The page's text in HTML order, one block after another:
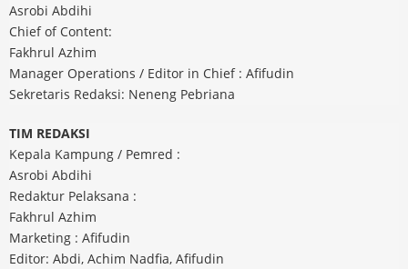
Asrobi Abdihi
Chief of Content:
Fakhrul Azhim
Manager Operations / Editor in Chief : Afifudin
Sekretaris Redaksi: Neneng Pebriana
TIM REDAKSI
Kepala Kampung / Pemred :
Asrobi Abdihi
Redaktur Pelaksana :
Fakhrul Azhim
Marketing : Afifudin
Editor: Abdi, Achim Nadfia, Afifudin